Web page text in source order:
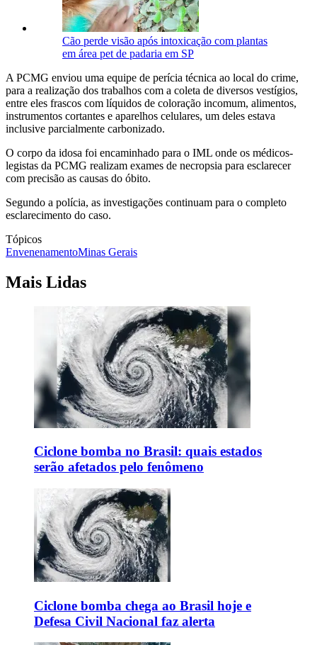
Cão perde visão após intoxicação com plantas
em área pet de padaria em SP
A PCMG enviou uma equipe de perícia técnica ao local do crime,
para a realização dos trabalhos com a coleta de diversos vestígios,
entre eles frascos com líquidos de coloração incomum, alimentos,
instrumentos cortantes e aparelhos celulares, um deles estava
inclusive parcialmente carbonizado.
O corpo da idosa foi encaminhado para o IML onde os médicos-
legistas da PCMG realizam exames de necropsia para esclarecer
com precisão as causas do óbito.
Segundo a polícia, as investigações continuam para o completo
esclarecimento do caso.
Tópicos
EnvenenamentoMinas Gerais
Mais Lidas
Ciclone bomba no Brasil: quais estados
serão afetados pelo fenômeno
Ciclone bomba chega ao Brasil hoje e
Defesa Civil Nacional faz alerta